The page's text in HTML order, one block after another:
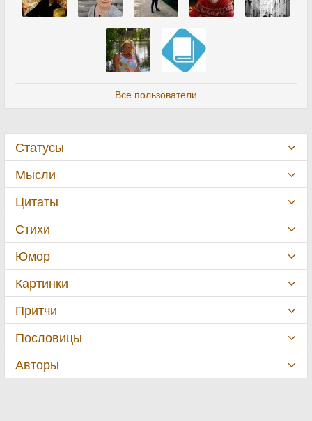
Все пользователи
Статусы
Мысли
Цитаты
Стихи
Юмор
Картинки
Притчи
Пословицы
Авторы